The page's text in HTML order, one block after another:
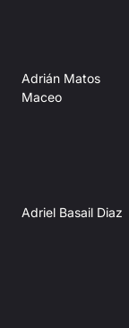
Adrián Matos
Maceo
Adriel Basail Diaz